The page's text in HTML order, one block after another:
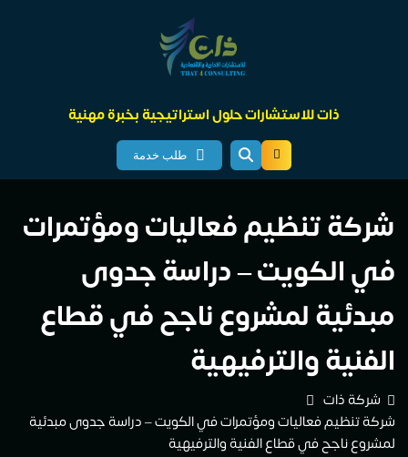
ذات للاستشارات حلول استراتيجية بخبرة مهنية
طلب خدمة
شركة تنظيم فعاليات ومؤتمرات
في الكويت – دراسة جدوى
مبدئية لمشروع ناجح في قطاع
الفنية والترفيهية
شركة ذات
شركة تنظيم فعاليات ومؤتمرات في الكويت – دراسة جدوى مبدئية
لمشروع ناجح في قطاع الفنية والترفيهية